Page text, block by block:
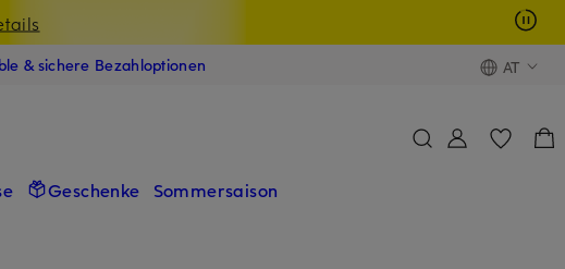
& sichere Bezahloptionen AT
Geschenke Sommersaison